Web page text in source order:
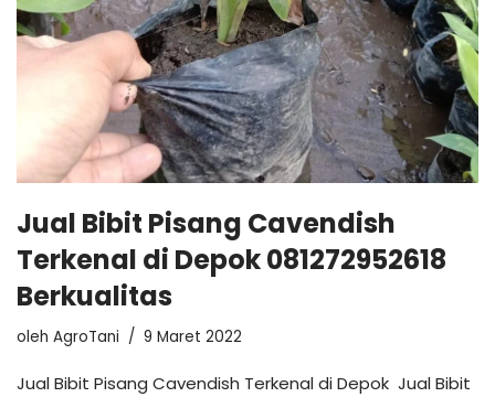
Jual Bibit Pisang Cavendish
Terkenal di Depok 081272952618
Berkualitas
oleh AgroTani 9 Maret 2022
Jual Bibit Pisang Cavendish Terkenal di Depok Jual Bibit